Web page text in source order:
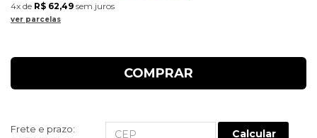
4x de R$ 62,49 sem juros
ver parcelas
COMPRAR
Frete e prazo: Calcular